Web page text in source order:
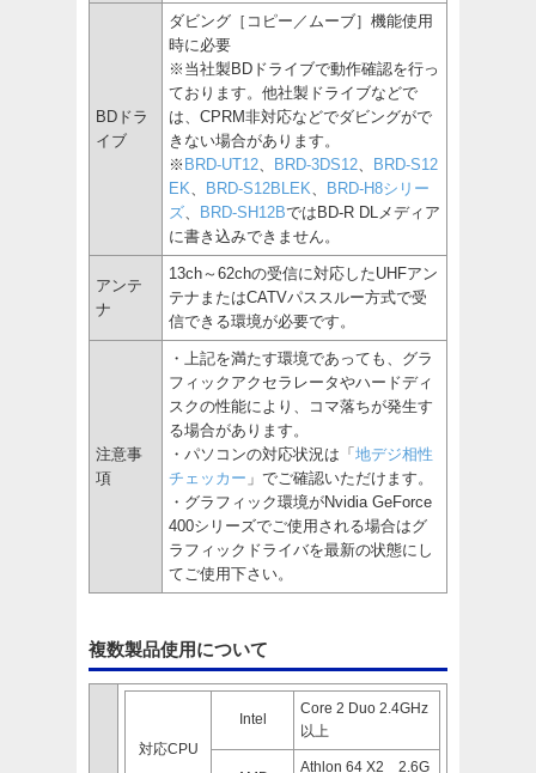
BDドラ
イブ
ダビング［コピー／ムーブ］機能使用
時に必要
※当社製BDドライブで動作確認を行っ
ております。他社製ドライブなどで
は、CPRM非対応などでダビングがで
きない場合があります。
※ BRD-UT12 BRD-3DS12
BRD-S12
EK
BRD-S12BLEK
BRD-H8シリー
ズ
BRD-SH12BではBD-R DLメディア
に書き込みできません。
アンテ
ナ
13ch～62chの受信に対応したUHFアン
テナまたはCATVパススルー方式で受
信できる環境が必要です。
注意事
項
・上記を満たす環境であっても、グラ
フィックアクセラレータやハードディ
スクの性能により、コマ落ちが発生す
る場合があります。
・パソコンの対応状況は「 地デジ相性
チェッカー 」でご確認いただけます。
・グラフィック環境がNvidia GeForce
400シリーズでご使用される場合はグ
ラフィックドライバを最新の状態にし
てご使用下さい。
複数製品使用について
対応CPU
Intel
Core 2 Duo 2.4GHz
以上
Athlon 64 X2 2.6G